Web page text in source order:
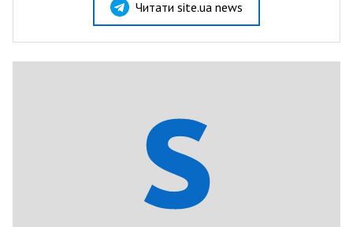
Читати site.ua news